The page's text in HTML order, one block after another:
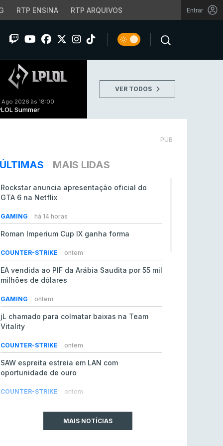
RTP ENSINA RTP ARQUIVOS Entrar
Ago 2026 às 18:00
Summer
VER TODOS
PUB
ÚLTIMAS MAIS LIDAS
Rockstar anuncia apresentação oficial do
GTA 6 na Netflix
GAMING há 14 horas
Roman Imperium Cup IX ganha forma
COUNTER-STRIKE ontem
EA vendida ao PIF da Arábia Saudita por 55 mil
milhões de dólares
GAMING ontem
jL chamado para colmatar baixas na Team
Vitality
COUNTER-STRIKE ontem
SAW espreita estreia em LAN com
oportunidade de ouro
COUNTER-STRIKE ontem
do Counter-Strike 2MAIS NOTÍCIAS